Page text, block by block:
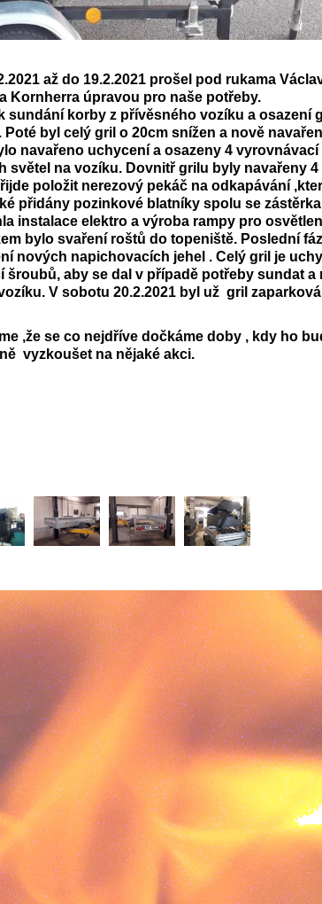
až do 19.2.2021 prošel pod rukama
Kornherra úpravou pro naše potřeby.
sundání korby z přívěsného vozíku a osazení
Poté byl celý gril o 20cm snížen a nově
navařeno uchycení a osazeny 4
světel na vozíku. Dovnitř grilu byly navařeny
položit nerezový pekáč na odkapávání
přidány pozinkové blatníky spolu se
instalace elektro a výroba rampy pro
bylo svaření roštů do topeniště. Poslední
nových napichovacích jehel . Celý gril je
šroubů, aby se dal v případě potřeby sundat a
V sobotu 20.2.2021 byl už gril
,že se co nejdříve dočkáme doby , kdy ho
vyzkoušet na nějaké akci.